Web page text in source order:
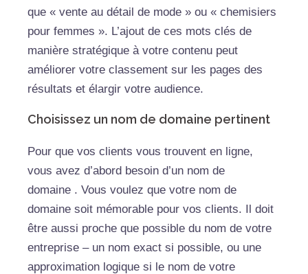
que « vente au détail de mode » ou « chemisiers
pour femmes ». L’ajout de ces mots clés de
manière stratégique à votre contenu peut
améliorer votre classement sur les pages des
résultats et élargir votre audience.
Choisissez un nom de domaine pertinent
Pour que vos clients vous trouvent en ligne,
vous avez d’abord besoin d’un nom de
domaine . Vous voulez que votre nom de
domaine soit mémorable pour vos clients. Il doit
être aussi proche que possible du nom de votre
entreprise – un nom exact si possible, ou une
approximation logique si le nom de votre